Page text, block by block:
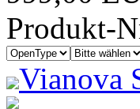
Produkt-
Vianova